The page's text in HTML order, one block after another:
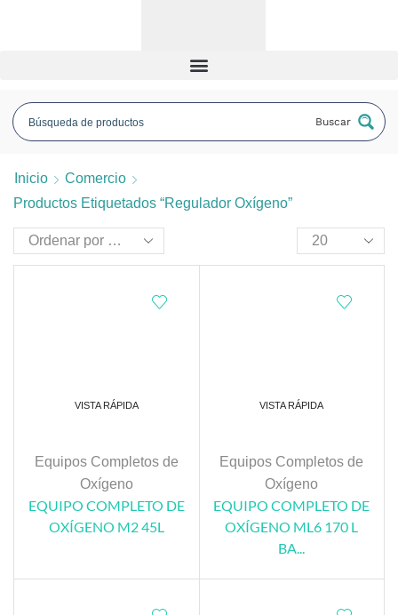
Buscar
Inicio
Comercio
Productos Etiquetados “regulador Oxígeno”
VISTA RÁPIDA
Equipos Completos de
Oxígeno
EQUIPO COMPLETO DE
OXÍGENO M2 45L
VISTA RÁPIDA
Equipos Completos de
Oxígeno
EQUIPO COMPLETO DE
OXÍGENO ML6 170 L
BA...